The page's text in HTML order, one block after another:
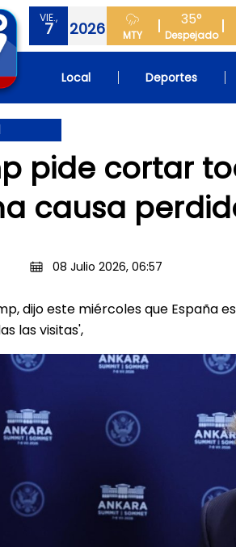
VIE.,
7 2026 MTY
35°
Despejado
Local Deportes
pide cortar
causa
08 Julio 2026, 06:57
dijo este miércoles que España
las visitas',